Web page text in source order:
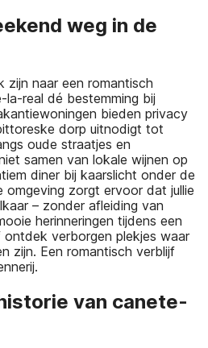
weg in de
zijn naar een romantisch
real dé bestemming bij
bieden privacy
dorp uitnodigt tot
oude straatjes en
samen van lokale wijnen op
diner bij kaarslicht onder de
omgeving zorgt ervoor dat jullie
– zonder afleiding van
herinneringen tijdens een
verborgen plekjes waar
zijn. Een romantisch verblijf
van canete-